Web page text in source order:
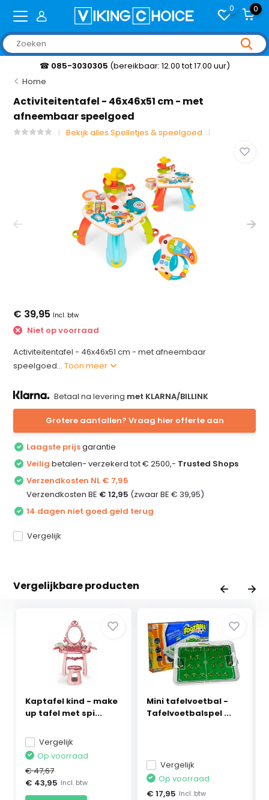
0 0
☎ 085-3030305 (bereikbaar: 12.00 tot 17.00 uur)
Home
Activiteitentafel - 46x46x51 cm - met
afneembaar speelgoed
Bekijk alles Spelletjes & speelgoed
€ 39,95 Incl. btw
Niet op voorraad
Activiteitentafel - 46x46x51 cm - met afneembaar
speelgoed...Toon meer
Betaal na levering met KLARNA/BILLINK
Grotere aantallen? Vraag hier offerte aan
Laagste prijsgarantie
Veilig betalen- verzekerd tot € 2500,- Trusted Shops
Verzendkosten NL € 7,95
Verzendkosten BE € 12,95 (zwaar BE € 39,95)
14 dagen niet goed geld terug
Vergelijk
Vergelijkbare producten
Kaptafel kind - make
up tafel met spi...
Vergelijk
Op voorraad
€ 47,67
€ 43,95 Incl. btw
Mini tafelvoetbal -
Tafelvoetbalspel ...
Vergelijk
Op voorraad
€ 17,95 Incl. btw